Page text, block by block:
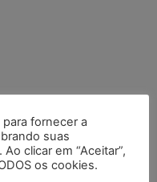
fornecer a
suas
clicar em “Aceitar”,
os cookies.